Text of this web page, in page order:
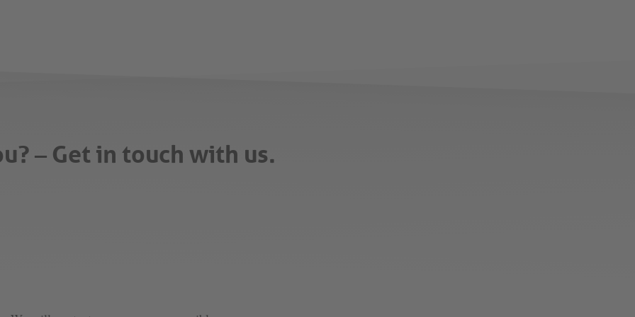
– Get in touch with us.